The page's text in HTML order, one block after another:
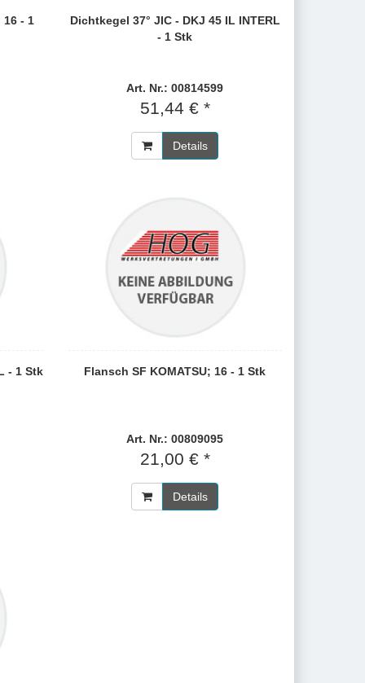
- 1
Dichtkegel 37° JIC - DKJ 45 IL INTERL
- 1 Stk
Art. Nr.: 00814599
51,44 € *
Details
- 1 Stk Flansch SF KOMATSU; 16 - 1 Stk
Art. Nr.: 00809095
21,00 € *
Details